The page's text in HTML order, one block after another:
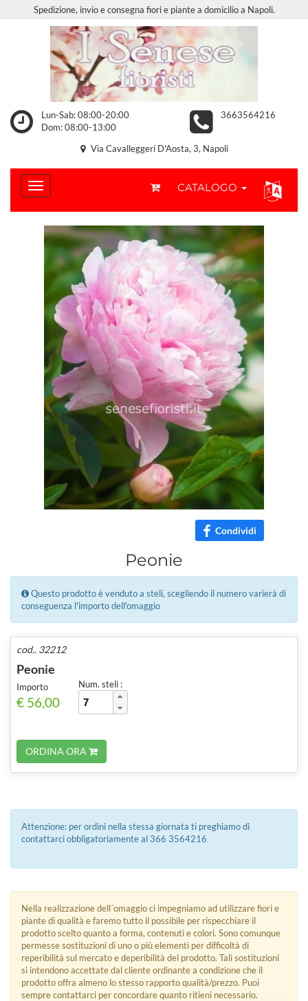
Spedizione, invio e consegna fiori e piante a domicilio a Napoli.
Lun-Sab: 08:00-20:00
Dom: 08:00-13:00
3663564216
Via Cavalleggeri D'Aosta, 3, Napoli
CATALOGO
Condividi
Peonie
Questo prodotto è venduto a steli, scegliendo il numero varierà di
conseguenza l'importo dell'omaggio
cod.. 32212
Peonie
Importo
€ 56,00
Num. steli :
ORDINA ORA
Attenzione: per ordini nella stessa giornata ti preghiamo di
contattarci obbligatoriamente al 366 3564216
Nella realizzazione dell´omaggio ci impegniamo ad utilizzare fiori e
piante di qualità e faremo tutto il possibile per rispecchiare il
prodotto scelto quanto a forma, contenuti e colori. Sono comunque
permesse sostituzioni di uno o più elementi per difficoltà di
reperibilità sul mercato e deperibilità del prodotto. Tali sostituzioni
si intendono accettate dal cliente ordinante a condizione che il
prodotto offra almeno lo stesso rapporto qualità/prezzo. Puoi
sempre contattarci per concordare quanto ritieni necessario.